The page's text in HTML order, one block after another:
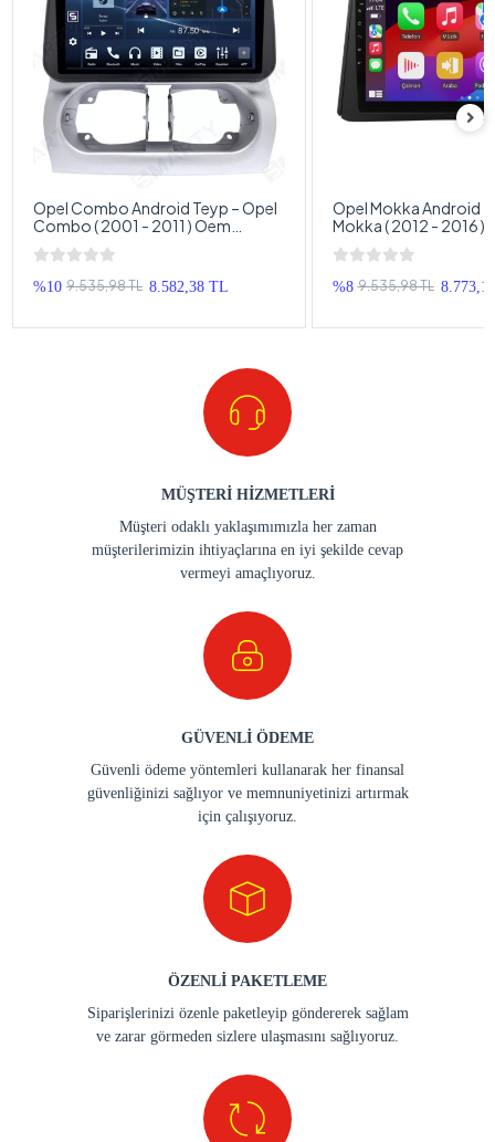
Opel Combo Android Teyp – Opel
Combo ( 2001 - 2011 ) Oem
Android Multimedya – Opel
Combo Android Double Teyp
%10 9.535,98 TL 8.582,38 TL
Opel Mokka Android
Mokka ( 2012 - 2016 )
Android Multimedya
Android Double Teyp
%8 9.535,98 TL
MÜŞTERİ HİZMETLERİ
Müşteri odaklı yaklaşımımızla her zaman
müşterilerimizin ihtiyaçlarına en iyi şekilde cevap
vermeyi amaçlıyoruz.
GÜVENLİ ÖDEME
Güvenli ödeme yöntemleri kullanarak her finansal
güvenliğinizi sağlıyor ve memnuniyetinizi artırmak
için çalışıyoruz.
ÖZENLİ PAKETLEME
Siparişlerinizi özenle paketleyip göndererek sağlam
ve zarar görmeden sizlere ulaşmasını sağlıyoruz.